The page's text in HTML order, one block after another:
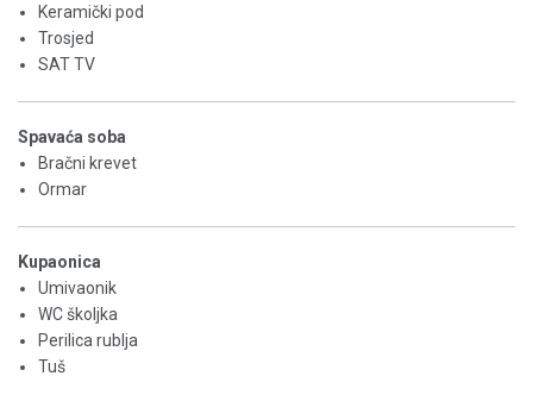
Keramički pod
Trosjed
SAT TV
Spavaća soba
Bračni krevet
Ormar
Kupaonica
Umivaonik
WC školjka
Perilica rublja
Tuš